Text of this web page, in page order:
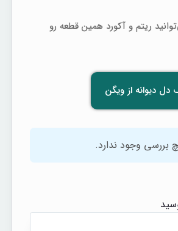
ریتم و آکورد همین قطعه رو
دل دیوانه از ویگن
بررسی وجود ندارد.